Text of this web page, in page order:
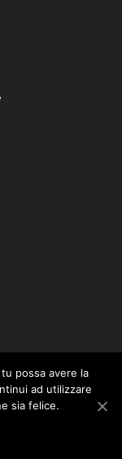
possa avere la
ad utilizzare
sia felice.